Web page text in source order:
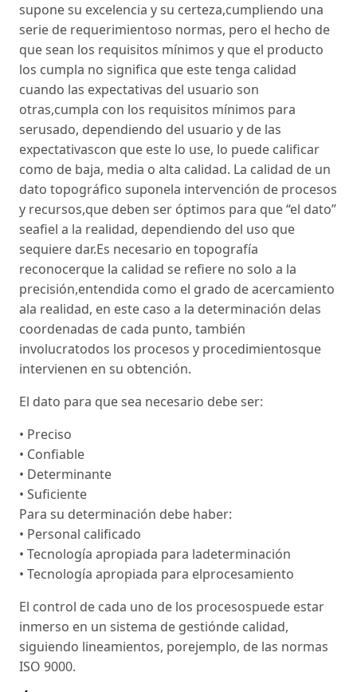
supone su excelencia y su certeza,cumpliendo una
serie de requerimientoso normas, pero el hecho de
que sean los requisitos mínimos y que el producto
los cumpla no significa que este tenga calidad
cuando las expectativas del usuario son
otras,cumpla con los requisitos mínimos para
serusado, dependiendo del usuario y de las
expectativascon que este lo use, lo puede calificar
como de baja, media o alta calidad. La calidad de un
dato topográfico suponela intervención de procesos
y recursos,que deben ser óptimos para que “el dato”
seafiel a la realidad, dependiendo del uso que
sequiere dar.Es necesario en topografía
reconocerque la calidad se refiere no solo a la
precisión,entendida como el grado de acercamiento
ala realidad, en este caso a la determinación delas
coordenadas de cada punto, también
involucratodos los procesos y procedimientosque
intervienen en su obtención.
El dato para que sea necesario debe ser:
• Preciso
• Confiable
• Determinante
• Suficiente
Para su determinación debe haber:
• Personal calificado
• Tecnología apropiada para ladeterminación
• Tecnología apropiada para elprocesamiento
El control de cada uno de los procesospuede estar
inmerso en un sistema de gestiónde calidad,
siguiendo lineamientos, porejemplo, de las normas
ISO 9000.